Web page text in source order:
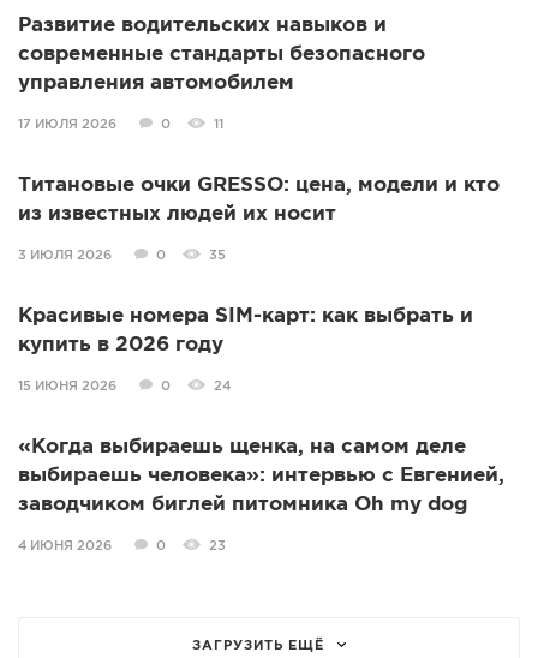
Развитие водительских навыков и
современные стандарты безопасного
управления автомобилем
17 ИЮЛЯ 2026 0 11
Титановые очки GRESSO: цена, модели и кто
из известных людей их носит
3 ИЮЛЯ 2026 0 35
Красивые номера SIM-карт: как выбрать и
купить в 2026 году
15 ИЮНЯ 2026 0 24
«Когда выбираешь щенка, на самом деле
выбираешь человека»: интервью с Евгенией,
заводчиком биглей питомника Oh my dog
4 ИЮНЯ 2026 0 23
ЗАГРУЗИТЬ ЕЩЁ